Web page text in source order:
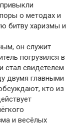
о методах и
битву харизмы и
он служит
погрузился в
стал свидетелем
двумя главными
кто из
и весёлых